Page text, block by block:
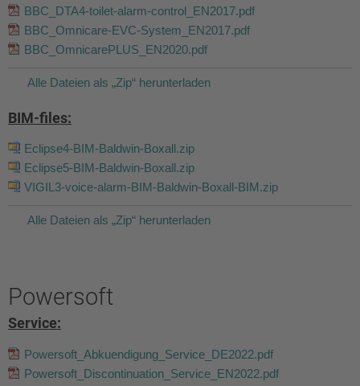
BBC_DTA4-toilet-alarm-control_EN2017.pdf
BBC_Omnicare-EVC-System_EN2017.pdf
BBC_OmnicarePLUS_EN2020.pdf
Alle Dateien als „Zip“ herunterladen
BIM-files:
Eclipse4-BIM-Baldwin-Boxall.zip
Eclipse5-BIM-Baldwin-Boxall.zip
VIGIL3-voice-alarm-BIM-Baldwin-Boxall-BIM.zip
Alle Dateien als „Zip“ herunterladen
Powersoft
Service:
Powersoft_Abkuendigung_Service_DE2022.pdf
Powersoft_Discontinuation_Service_EN2022.pdf